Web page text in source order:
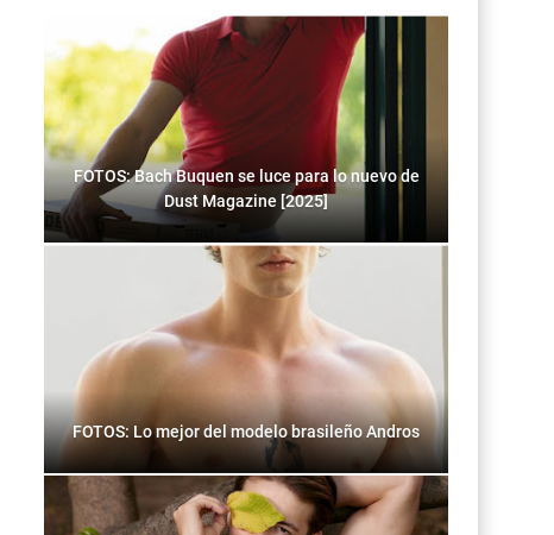
FOTOS: Bach Buquen se luce para lo nuevo de
Dust Magazine [2025]
FOTOS: Lo mejor del modelo brasileño Andros